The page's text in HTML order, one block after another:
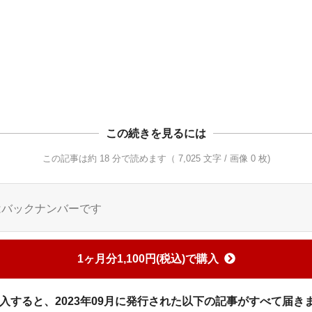
この続きを見るには
この記事は約 18 分で読めます（ 7,025 文字 / 画像 0 枚)
ックナンバーです
1ヶ月分1,100円(税込)で購入
すると、2023年09月に発行された以下の記事がすべて届き